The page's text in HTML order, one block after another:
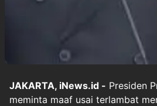
JAKARTA, iNews.id - Presiden
meminta maaf usai terlambat